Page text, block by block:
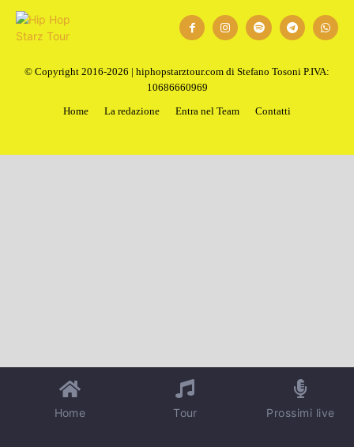
© Copyright 2016-2026 | hiphopstarztour.com di Stefano Tosoni P.IVA:
10686660969
Home
La redazione Entra nel Team Contatti
Home Tour Prossimi live